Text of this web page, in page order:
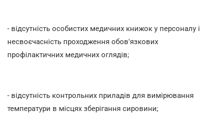
- відсутність особистих медичних книжок у персоналу і
несвоєчасність проходження обов'язкових
профілактичних медичних оглядів;
- відсутність контрольних приладів для вимірювання
температури в місцях зберігання сировини;